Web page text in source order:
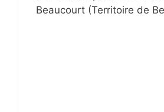
Beaucourt (Territoire de